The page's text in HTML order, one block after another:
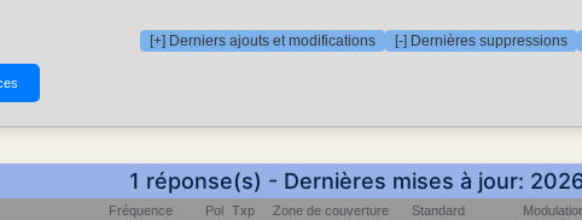
[+] Derniers ajouts et modifications [-] Dernières suppressions
1 réponse(s) - Dernières mises à jour:
Fréquence Pol Txp Zone de couverture Standard